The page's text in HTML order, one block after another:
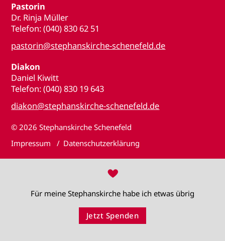
Pastorin
Dr. Rinja Müller
Telefon: (040) 830 62 51
pastorin@stephanskirche-schenefeld.de
Diakon
Daniel Kiwitt
Telefon: (040) 830 19 643
diakon@stephanskirche-schenefeld.de
© 2026 Stephanskirche Schenefeld
Impressum
Datenschutzerklärung
♥
Für meine Stephanskirche habe ich etwas übrig
Jetzt Spenden